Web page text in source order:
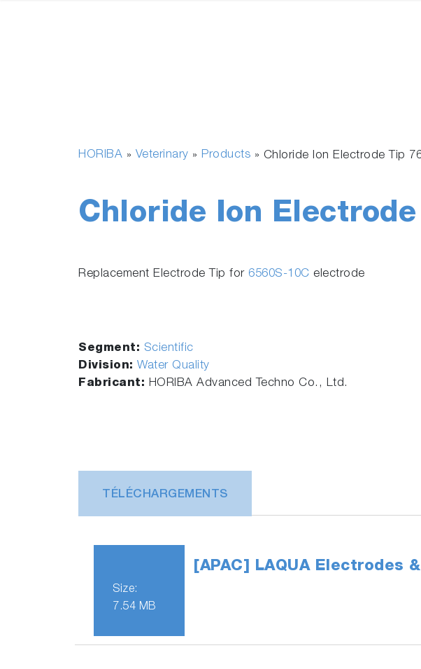
HORIBA » Veterinary » Products » Chloride Ion Electrode Tip
Chloride Ion
Replacement Electrode Tip for 6560S-10C electrode
Segment: Scientific
Division: Water Quality
Fabricant: HORIBA Advanced Techno Co., Ltd.
TÉLÉCHARGEMENTS
Size:
7.54 MB
[APAC] LAQUA Electrodes